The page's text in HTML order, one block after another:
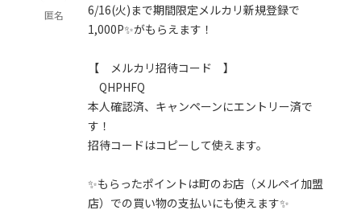
匿名
6/16(火)まで期間限定メルカリ新規登録で
1,000P✨がもらえます！
【 メルカリ招待コード 】
QHPHFQ
本人確認済、キャンペーンにエントリー済で
す！
招待コードはコピーして使えます。
✨もらったポイントは町のお店（メルペイ加盟
店）での買い物の支払いにも使えます✨